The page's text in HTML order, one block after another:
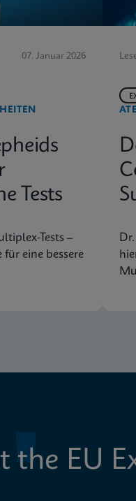
07. Januar 2026
Tests
Tests –
eine bessere
the EU